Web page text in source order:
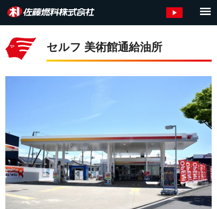
セルフ 美術館通給油所